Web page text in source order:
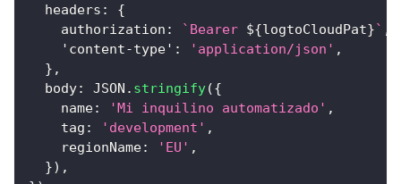
headers :
{
authorization : ` Bearer ${logtoCloudPat}` ,
'content-type' : 'application/json' ,
} ,
body: JSON . stringify({
name: 'Mi inquilino automatizado' ,
tag : 'development' ,
regionName: 'EU' ,
}) ,